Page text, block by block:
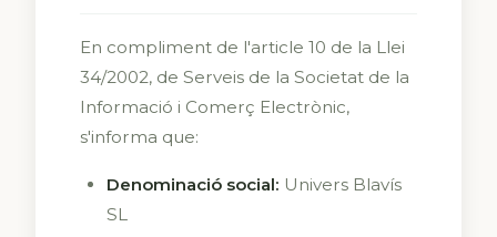
En compliment de l'article 10 de la Llei
34/2002, de Serveis de la Societat de la
Informació i Comerç Electrònic,
s'informa que:
Denominació social: Univers Blavís
SL